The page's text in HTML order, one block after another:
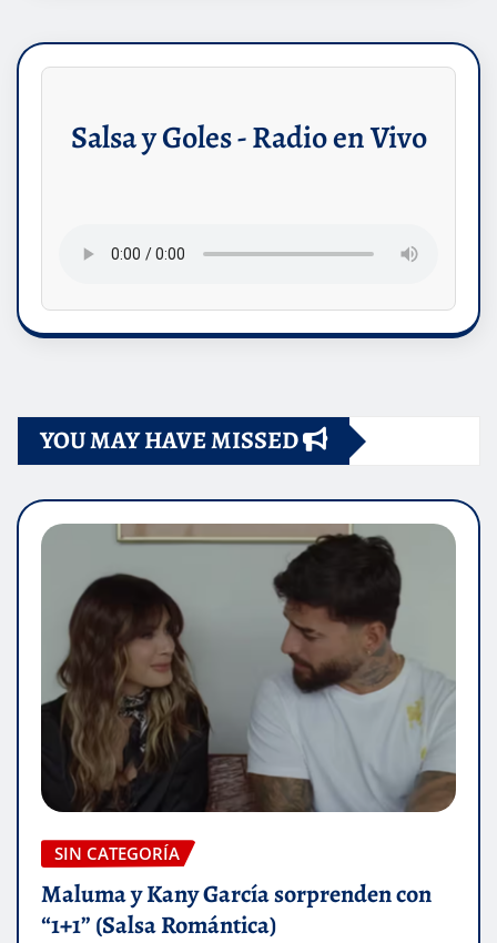
Salsa y Goles - Radio en Vivo
YOU MAY HAVE MISSED
SIN CATEGORÍA
Maluma y Kany García sorprenden con
“1+1” (Salsa Romántica)